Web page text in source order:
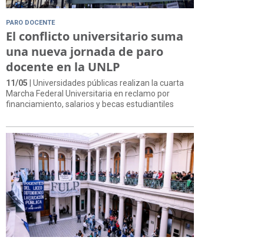
PARO DOCENTE
El conflicto universitario suma
una nueva jornada de paro
docente en la UNLP
11/05 | Universidades públicas realizan la cuarta
Marcha Federal Universitaria en reclamo por
financiamiento, salarios y becas estudiantiles